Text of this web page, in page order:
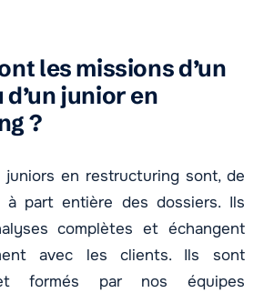
les missions d’un
junior en
?
en restructuring sont, de
part entière des dossiers. Ils
complètes et échangent
avec les clients. Ils sont
et formés par nos équipes